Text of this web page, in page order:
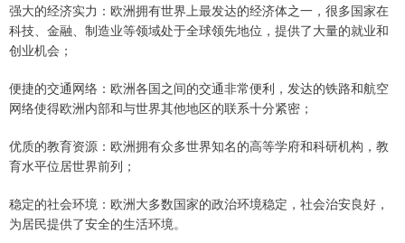
强大的经济实力：欧洲拥有世界上最发达的经济体之一，很多国家在
科技、金融、制造业等领域处于全球领先地位，提供了大量的就业和
创业机会；
便捷的交通网络：欧洲各国之间的交通非常便利，发达的铁路和航空
网络使得欧洲内部和与世界其他地区的联系十分紧密；
优质的教育资源：欧洲拥有众多世界知名的高等学府和科研机构，教
育水平位居世界前列；
稳定的社会环境：欧洲大多数国家的政治环境稳定，社会治安良好，
为居民提供了安全的生活环境。